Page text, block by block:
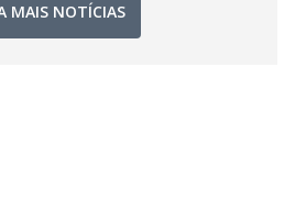
MAIS NOTÍCIAS